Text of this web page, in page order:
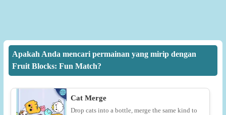
Apakah Anda mencari permainan yang mirip dengan
Fruit Blocks: Fun Match?
Cat Merge
Drop cats into a bottle, merge the same kind to